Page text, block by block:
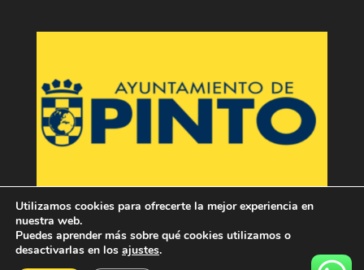
Utilizamos cookies para ofrecerte la mejor experiencia en
nuestra web.
Puedes aprender más sobre qué cookies utilizamos o
desactivarlas en los ajustes.